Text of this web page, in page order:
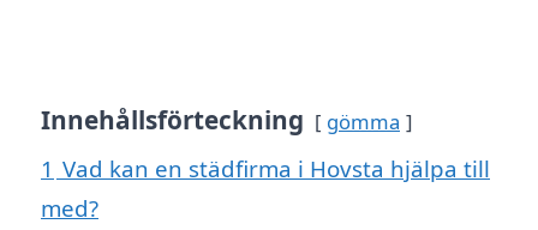
Innehållsförteckning gömma
1 Vad kan en städfirma i Hovsta hjälpa till
med?